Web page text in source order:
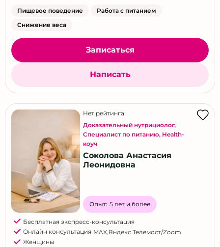
Пищевое поведение
Работа с питанием
Снижение веса
Записаться
Написать
Нет рейтинга
Доказательный нутрициолог,
Специалист по питанию, Health-
коуч
Соколова Анастасия
Леонидовна
Опыт: 5 лет и более
Бесплатная экспресс-консультация
Онлайн консультация MAX,Яндекс Телемост/Zoom
Женщины